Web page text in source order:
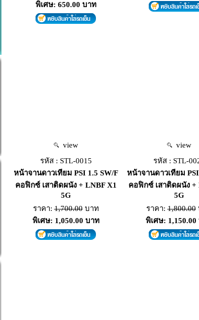
พิเศษ: 650.00 บาท
view
รหัส : STL-0015
หน้าจานดาวเทียม PSI 1.5 SW/F
คอฟิกซ์ เสาติดผนัง + LNBF X1
5G
ราคา:1,700.00บาท
พิเศษ: 1,050.00 บาท
view
รหัส : STL-
หน้าจานดาวเทียม
คอฟิกซ์ เสาติดผนัง +
5G
ราคา:1,800.00
พิเศษ: 1,150.00